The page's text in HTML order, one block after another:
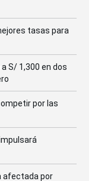
tasas para
S/ 1,300 en dos
por las
afectada por